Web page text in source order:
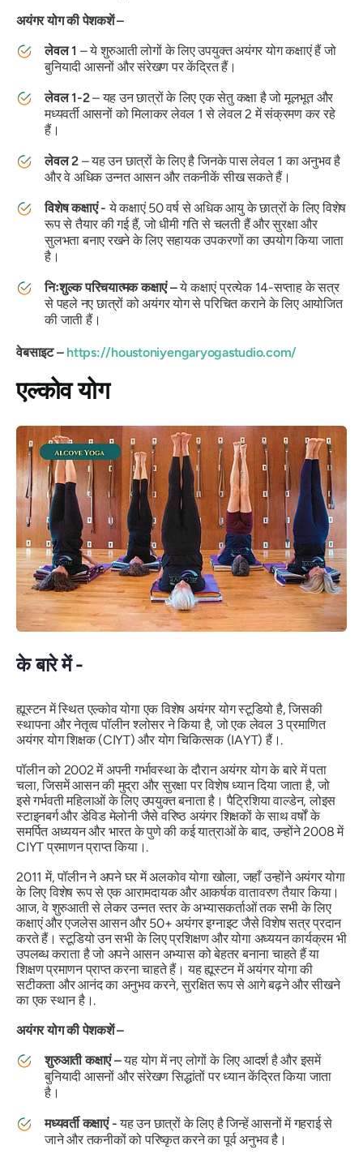
अयंगर योग की पेशकशें –
लेवल 1 – ये शुरुआती लोगों के लिए उपयुक्त अयंगर योग कक्षाएं हैं जो
बुनियादी आसनों और संरेखण पर केंद्रित हैं।
लेवल 1-2– यह उन छात्रों के लिए एक सेतु कक्षा है जो मूलभूत और
मध्यवर्ती आसनों को मिलाकर लेवल 1 से लेवल 2 में संक्रमण कर रहे
हैं।
लेवल 2– यह उन छात्रों के लिए है जिनके पास लेवल 1 का अनुभव है
और वे अधिक उन्नत आसन और तकनीकें सीख सकते हैं।
विशेष कक्षाएं -ये कक्षाएं 50 वर्ष से अधिक आयु के छात्रों के लिए विशेष
रूप से तैयार की गई हैं, जो धीमी गति से चलती हैं और सुरक्षा और
सुलभता बनाए रखने के लिए सहायक उपकरणों का उपयोग किया जाता
है।
निःशुल्क परिचयात्मक कक्षाएं –ये कक्षाएं प्रत्येक 14-सप्ताह के सत्र
से पहले नए छात्रों को अयंगर योग से परिचित कराने के लिए आयोजित
की जाती हैं।
वेबसाइट –https://houstoniyengaryogastudio.com/
एल्कोव योग
के बारे में -
ह्यूस्टन में स्थित एल्कोव योगा एक विशेष अयंगर योग स्टूडियो है, जिसकी
स्थापना और नेतृत्व पॉलीन श्लोसर ने किया है, जो एक लेवल 3 प्रमाणित
अयंगर योग शिक्षक (CIYT) और योग चिकित्सक (IAYT) हैं।.
पॉलीन को 2002 में अपनी गर्भावस्था के दौरान अयंगर योग के बारे में पता
चला, जिसमें आसन की मुद्रा और सुरक्षा पर विशेष ध्यान दिया जाता है, जो
इसे गर्भवती महिलाओं के लिए उपयुक्त बनाता है। पैट्रिशिया वाल्डेन, लोइस
स्टाइनबर्ग और डेविड मेलोनी जैसे वरिष्ठ अयंगर शिक्षकों के साथ वर्षों के
समर्पित अध्ययन और भारत के पुणे की कई यात्राओं के बाद, उन्होंने 2008 में
CIYT प्रमाणन प्राप्त किया।.
2011 में, पॉलीन ने अपने घर में अलकोव योगा खोला, जहाँ उन्होंने अयंगर योगा
के लिए विशेष रूप से एक आरामदायक और आकर्षक वातावरण तैयार किया।
आज, वे शुरुआती से लेकर उन्नत स्तर के अभ्यासकर्ताओं तक सभी के लिए
कक्षाएं और एजलेस आसन और 50+ अयंगर इग्नाइट जैसे विशेष सत्र प्रदान
करते हैं। स्टूडियो उन सभी के लिए प्रशिक्षण और योगा अध्ययन कार्यक्रम भी
उपलब्ध कराता है जो अपने आसन अभ्यास को बेहतर बनाना चाहते हैं या
शिक्षण प्रमाणन प्राप्त करना चाहते हैं। यह ह्यूस्टन में अयंगर योगा की
सटीकता और आनंद का अनुभव करने, सुरक्षित रूप से आगे बढ़ने और सीखने
का एक स्थान है।.
अयंगर योग की पेशकशें –
शुरुआती कक्षाएं –यह योग में नए लोगों के लिए आदर्श है और इसमें
बुनियादी आसनों और संरेखण सिद्धांतों पर ध्यान केंद्रित किया जाता
है।
मध्यवर्ती कक्षाएं -यह उन छात्रों के लिए है जिन्हें आसनों में गहराई से
जाने और तकनीकों को परिष्कृत करने का पूर्व अनुभव है।